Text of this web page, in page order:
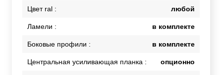
Цвет ral : любой
Ламели : в комплекте
Боковые профили : в комплекте
Центральная усиливающая планка : опционно